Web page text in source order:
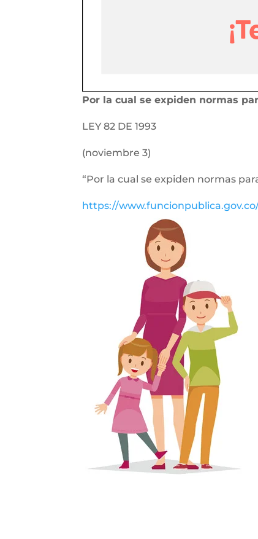
Por la cual se expiden normas
LEY 82 DE 1993
(noviembre 3)
“Por la cual se expiden normas
https://